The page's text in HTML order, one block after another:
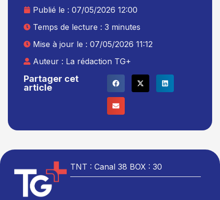
Partager cet
article
Publié le : 07/05/2026 12:00
Temps de lecture : 3 minutes
Mise à jour le : 07/05/2026 11:12
Auteur : La rédaction TG+
TNT : Canal 38 BOX : 30